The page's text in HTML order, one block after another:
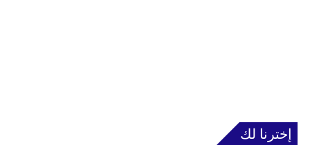
إخترنا لك